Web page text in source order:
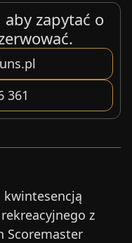
zapytać o
361
kwintesencją
z
Scoremaster